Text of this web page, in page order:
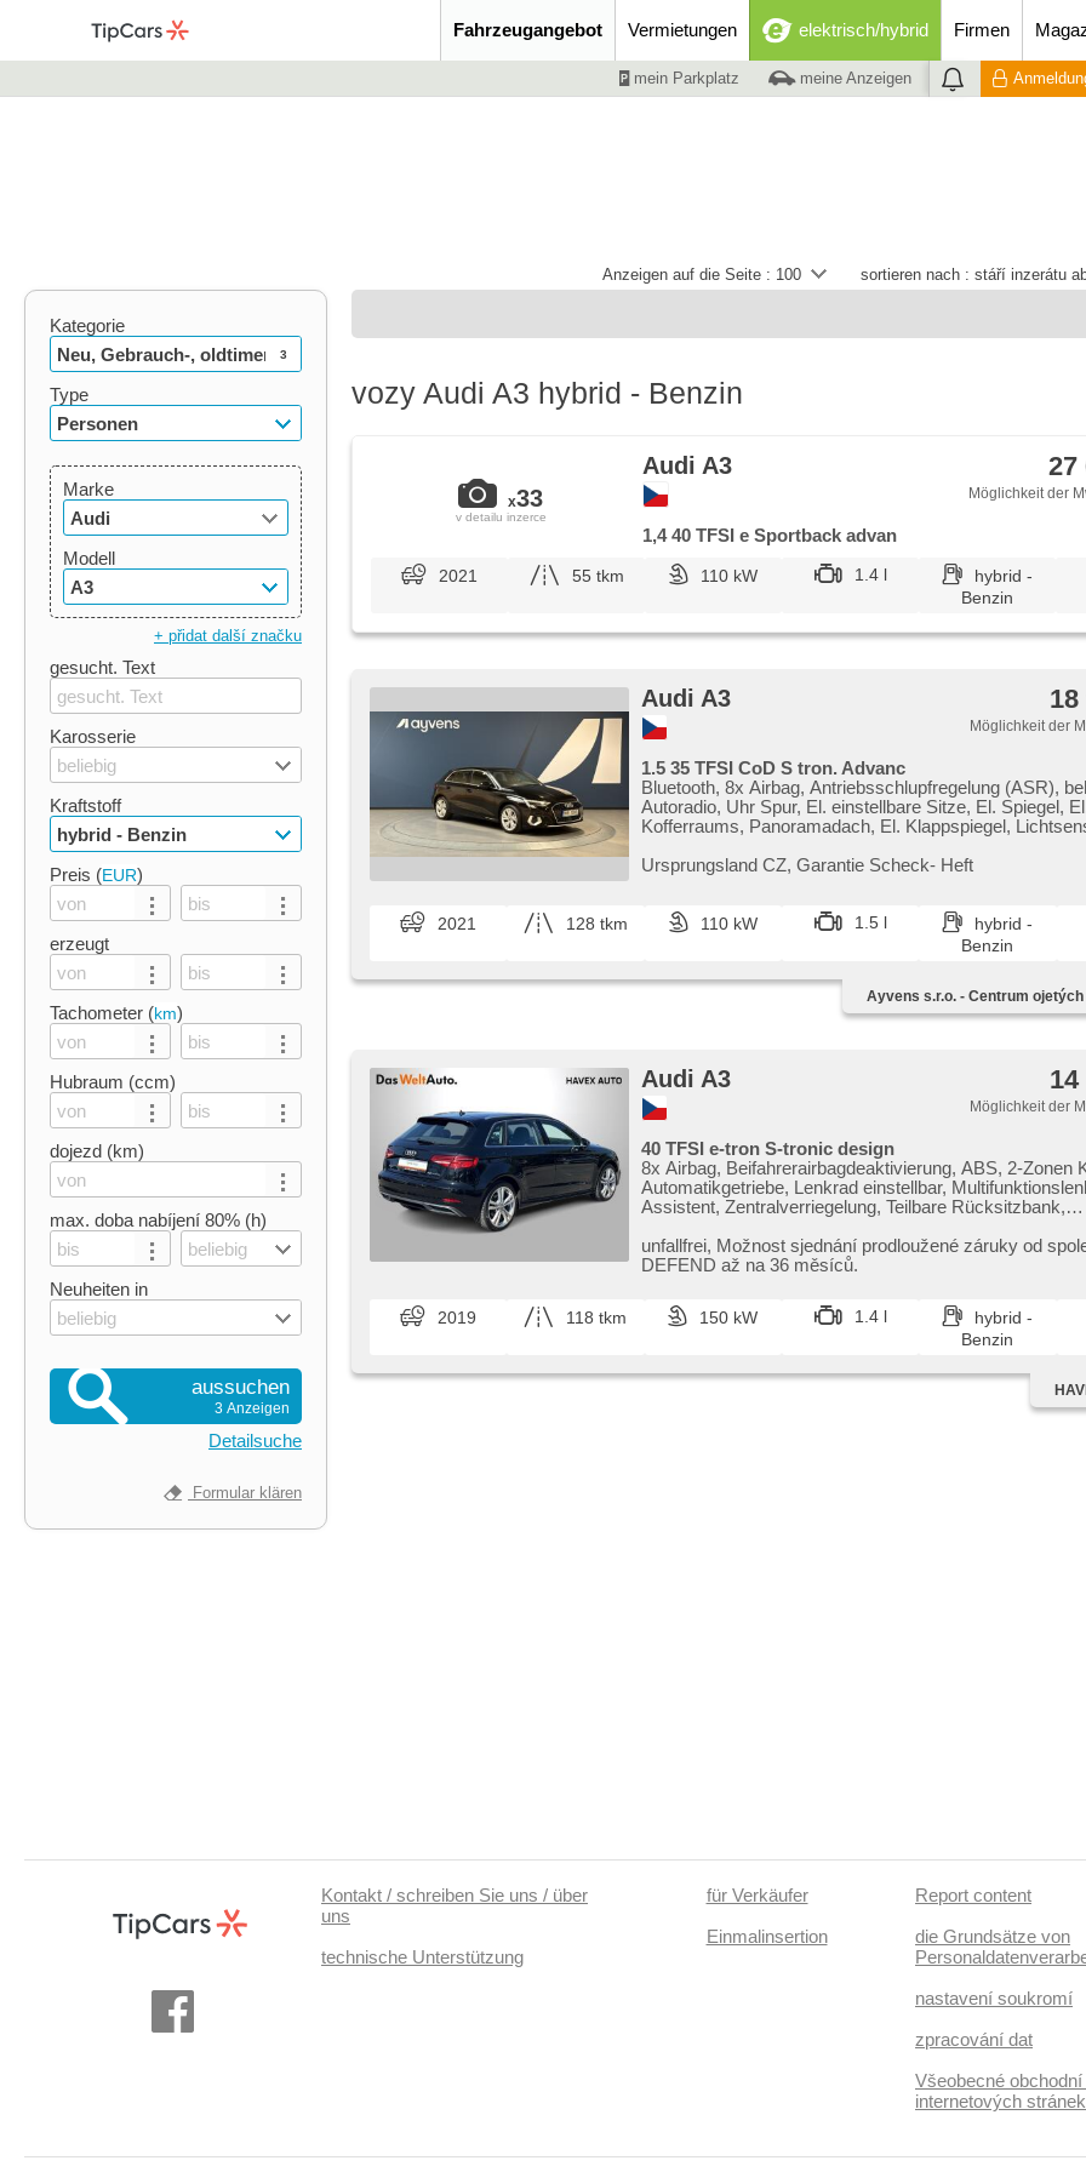
Fahrzeugangebot Vermietungen elektrisch/hybrid Firmen
mein Parkplatz meine Anzeigen
sortieren nach : stáří inzerátu
Anzeigen auf die Seite : 100
Kategorie
Neu, Gebrauch-, oldtimer
3
Type
Personen
Marke
Audi
Modell
A3
+ přidat další značku
gesucht. Text
Karosserie
beliebig
Kraftstoff
hybrid - Benzin
Preis (EUR)
erzeugt
Tachometer (km)
Hubraum (ccm)
dojezd (km)
max. doba nabíjení 80% (h)
beliebig
Neuheiten in
beliebig
aussuchen
3 Anzeigen
Detailsuche
Formular klären
vozy Audi A3 hybrid - Benzin
x33
v detailu inzerce
Audi A3 27
Möglichkeit der
1,4 40 TFSI e Sportback advan
2021 55 tkm 110 kW 1.4 l
hybrid -
Benzin
Audi A3 18
Möglichkeit der
1.5 35 TFSI CoD S tron. Advanc
Bluetooth, 8x Airbag, Antriebsschlupfregelung (ASR),
Autoradio, Uhr Spur, El. einstellbare Sitze, El. Spiegel,
Kofferraums, Panoramadach, El. Klappspiegel,
Stabilitätsprogramm (ESP), beheizte Spiegel,
Scheibenwischersensor, Alufelgen, El. Seitenscheiben
Ursprungsland CZ,​ Garantie Scheck​- Heft
2021 128 tkm 110 kW 1.5 l
hybrid -
Benzin
Ayvens s.r.o. - Centrum ojetých
Audi A3 14
Möglichkeit der
40 TFSI e-tron S-tronic design
8x Airbag, Beifahrerairbagdeaktivierung, ABS, 2-Zonen
Automatikgetriebe, Lenkrad einstellbar,
Assistent, Zentralverriegelung, Teilbare Rücksitzbank,
Außenthermometer, Wegfahrsperre, El. Spiegel,
Klappspiegel, Alufelgen, Nebelscheinwerfer,
Lichtsensor, Elektronisches Stabilitätsprogramm (ESP),
Anhängerkupplung, Tempomat, Getönte Scheiben,
Heckscheibenwischer, Schlossverblendung, Start-Stop
des Fahrers, Bluetooth, digitální přístrojová deska,
štít, dotykové ovládání palubního počítače, digitální
unfallfrei,​ Možnost sjednání prodloužené záruky od
DEFEND až na 36 měsíců.
2019 118 tkm 150 kW 1.4 l
hybrid -
Benzin
Kontakt / schreiben Sie uns / über
uns
technische Unterstützung
für Verkäufer
Einmalinsertion
Report content
die Grundsätze von
nastavení soukromí
zpracování dat
Všeobecné
internetových